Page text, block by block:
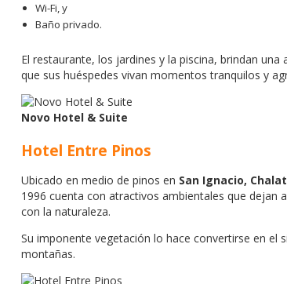
Wi-Fi, y
Baño privado.
El restaurante, los jardines y la piscina, brindan
que sus huéspedes vivan momentos tranquilos y
Novo Hotel & Suite
Hotel Entre Pinos
Ubicado en medio de pinos en San Ignacio,
1996 cuenta con atractivos ambientales que dejan
con la naturaleza.
Su imponente vegetación lo hace convertirse en el
montañas.